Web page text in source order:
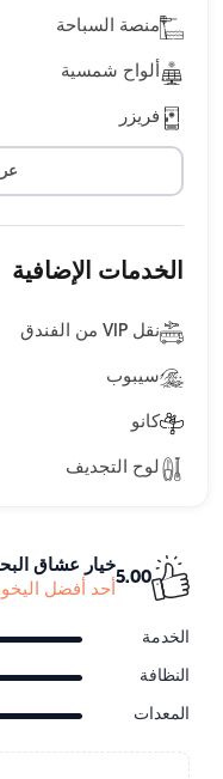
منصة السباحة
ألواح شمسية
فريزر
الخدمات الإضافية
نقل VIP من الفندق
سيبوب
كانو
لوح التجديف
5.00
خيار عشاق
أحد أفضل
الخدمة
النظافة
المعدات